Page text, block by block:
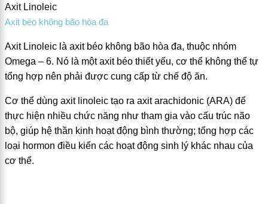
Axit Linoleic
Axit béo không bão hòa đa
Axit Linoleic là axit béo không bão hòa đa, thuộc nhóm
Omega – 6. Nó là một axit béo thiết yếu, cơ thể không thể tự
tổng hợp nên phải được cung cấp từ chế độ ăn.
Cơ thể dùng axit linoleic tạo ra axit arachidonic (ARA) để
thực hiện nhiều chức năng như tham gia vào cấu trúc não
bộ, giúp hệ thần kinh hoạt động bình thường; tổng hợp các
loại hormon điều kiển các hoạt động sinh lý khác nhau của
cơ thể.